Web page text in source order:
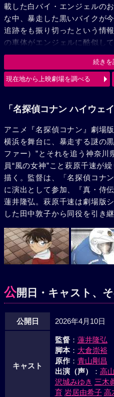
載した白バイ・エンジェルの
な中、暴走した黒いバイクが
追跡をも振り切ったという情
の車体がエンジェルに酷似し
ェル“ルシファー”と呼び、追
三木眞一郎）とその同期・松
が脳裏によぎる千速。風の女
続きを
現在地から上映劇場を調べる
「名探偵コナン ハイウェ
アニメ『名探偵コナン』劇場
横浜を舞台に、暴走する謎の
ファー）”とそれを追う神奈川
員“風の女神”こと萩原千速が
描く。監督は、「名探偵コナ
に演出として参加、『真・侍
蓮井隆弘。萩原千速は劇場版
した田中敦子から同役を引き
公開日・キャスト、
公開日 2026年4月10日
キャスト
監督： 蓮井隆弘
脚本： 大倉崇裕
原作： 青山剛昌
出演（声）
： 高
沢城みゆき 三木
育 岩居由希子 高